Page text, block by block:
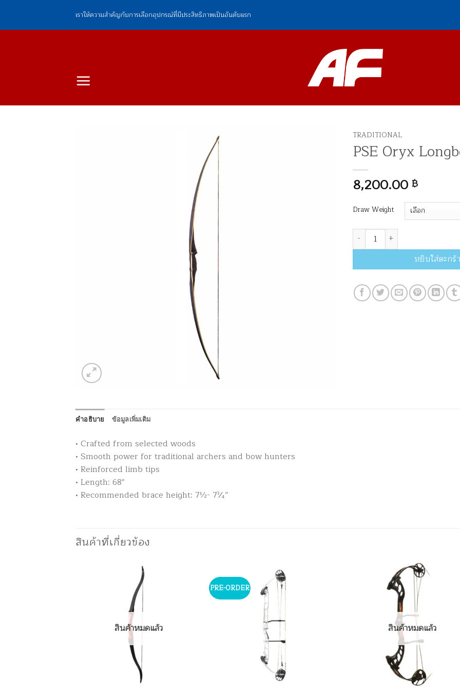
ยัง
เราให้ความสำคัญกับการเลือกอุปกรณ์ที่มีประสิทธิภาพเป็นอันดับแรก
TRADITIONAL
PSE Oryx
8,200.00 ฿
Draw Weight
จำนวน PSE Oryx Longbow ชิ้น
หยิบใส่ตะกร้
คำอธิบาย ข้อมูลเพิ่มเติม
• Crafted from selected woods
• Smooth power for traditional archers and bow hunters
• Reinforced limb tips
• Length: 68″
• Recommended brace height: 7½- 7³⁄₄”
สินค้าที่เกี่ยวข้อง
สินค้าหมดแล้ว
PRE-ORDER
สินค้าหมดแล้ว